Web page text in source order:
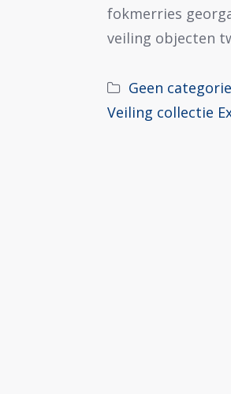
fokmerries
veiling objecten
Geen categorie
Veiling collectie